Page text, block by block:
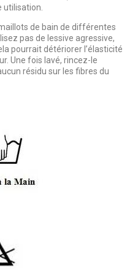
utilisation.
de bain de différentes
pas de lessive agressive,
pourrait détériorer l’élasticité
Une fois lavé, rincez-le
résidu sur les fibres du